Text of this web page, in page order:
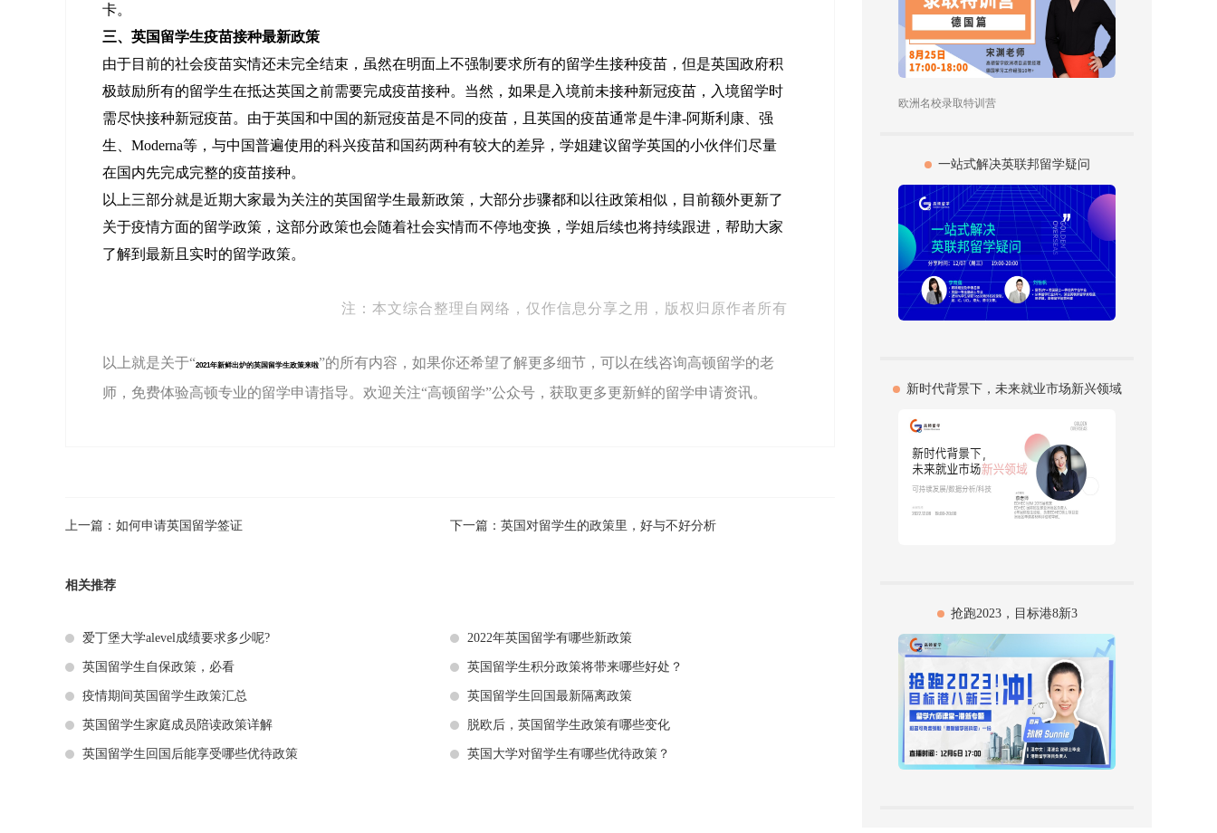
卡。
三、英国留学生疫苗接种最新政策
由于目前的社会疫苗实情还未完全结束，虽然在明面上不强制要求所有的留学生接种疫苗，但是英国政府积
极鼓励所有的留学生在抵达英国之前需要完成疫苗接种。当然，如果是入境前未接种新冠疫苗，入境留学时
需尽快接种新冠疫苗。由于英国和中国的新冠疫苗是不同的疫苗，且英国的疫苗通常是牛津-阿斯利康、强
生、Moderna等，与中国普遍使用的科兴疫苗和国药两种有较大的差异，学姐建议留学英国的小伙伴们尽量
在国内先完成完整的疫苗接种。
以上三部分就是近期大家最为关注的英国留学生最新政策，大部分步骤都和以往政策相似，目前额外更新了
关于疫情方面的留学政策，这部分政策也会随着社会实情而不停地变换，学姐后续也将持续跟进，帮助大家
了解到最新且实时的留学政策。
注：本文综合整理自网络，仅作信息分享之用，版权归原作者所有
以上就是关于“2021年新鲜出炉的英国留学生政策来啦”的所有内容，如果你还希望了解更多细节，可以在线咨询高顿留学的老
师，免费体验高顿专业的留学申请指导。欢迎关注“高顿留学”公众号，获取更多更新鲜的留学申请资讯。
上一篇： 如何申请英国留学签证 下一篇： 英国对留学生的政策里，好与不好分析
相关推荐
爱丁堡大学alevel成绩要求多少呢? 2022年英国留学有哪些新政策
英国留学生自保政策，必看 英国留学生积分政策将带来哪些好处？
疫情期间英国留学生政策汇总 英国留学生回国最新隔离政策
英国留学生家庭成员陪读政策详解 脱欧后，英国留学生政策有哪些变化
英国留学生回国后能享受哪些优待政策 英国大学对留学生有哪些优待政策？
欧洲名校录取特训营
一站式解决英联邦留学疑问
新时代背景下，未来就业市场新兴领域
抢跑2023，目标港8新3